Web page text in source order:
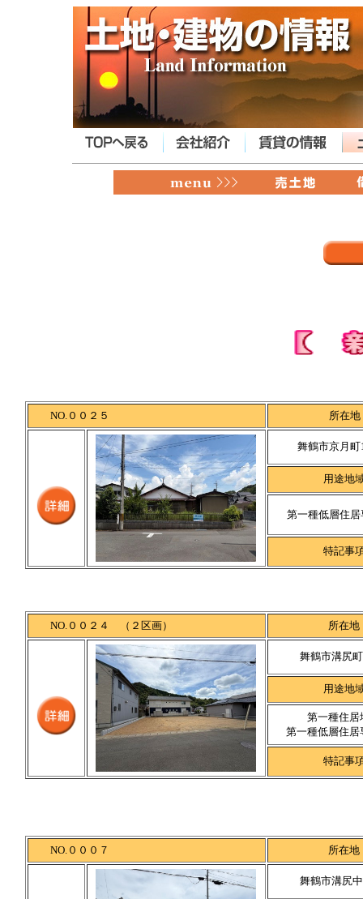
NO.００２５ 所在地
舞鶴市京月町
用途地
第一種低層住居
特記事
NO.００２４ （２区画） 所在地
舞鶴市溝尻
用途地
第一種住居
第一種低層住居
特記事
NO.０００７ 所在地
舞鶴市溝尻